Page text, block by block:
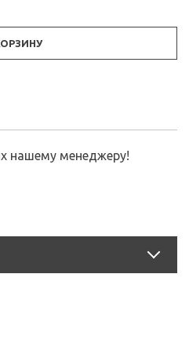
нашему менеджеру!